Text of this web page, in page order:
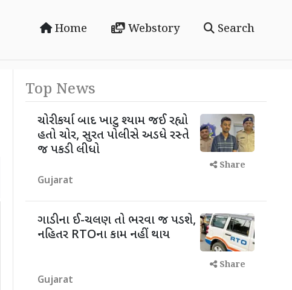
Home Webstory Search
Top News
ચોરી કર્યા બાદ ખાટુ શ્યામ જઈ રહ્યો
હતો ચોર, સુરત પોલીસે અડધે રસ્તે
જ પકડી લીધો
Gujarat
Share
ગાડીના ઈ-ચલણ તો ભરવા જ પડશે,
નહિતર RTOના કામ નહીં થાય
Gujarat
Share